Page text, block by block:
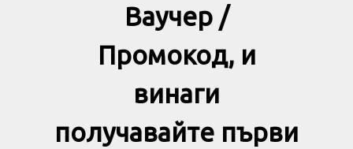
Ваучер /
Промокод, и
винаги
получавайте първи